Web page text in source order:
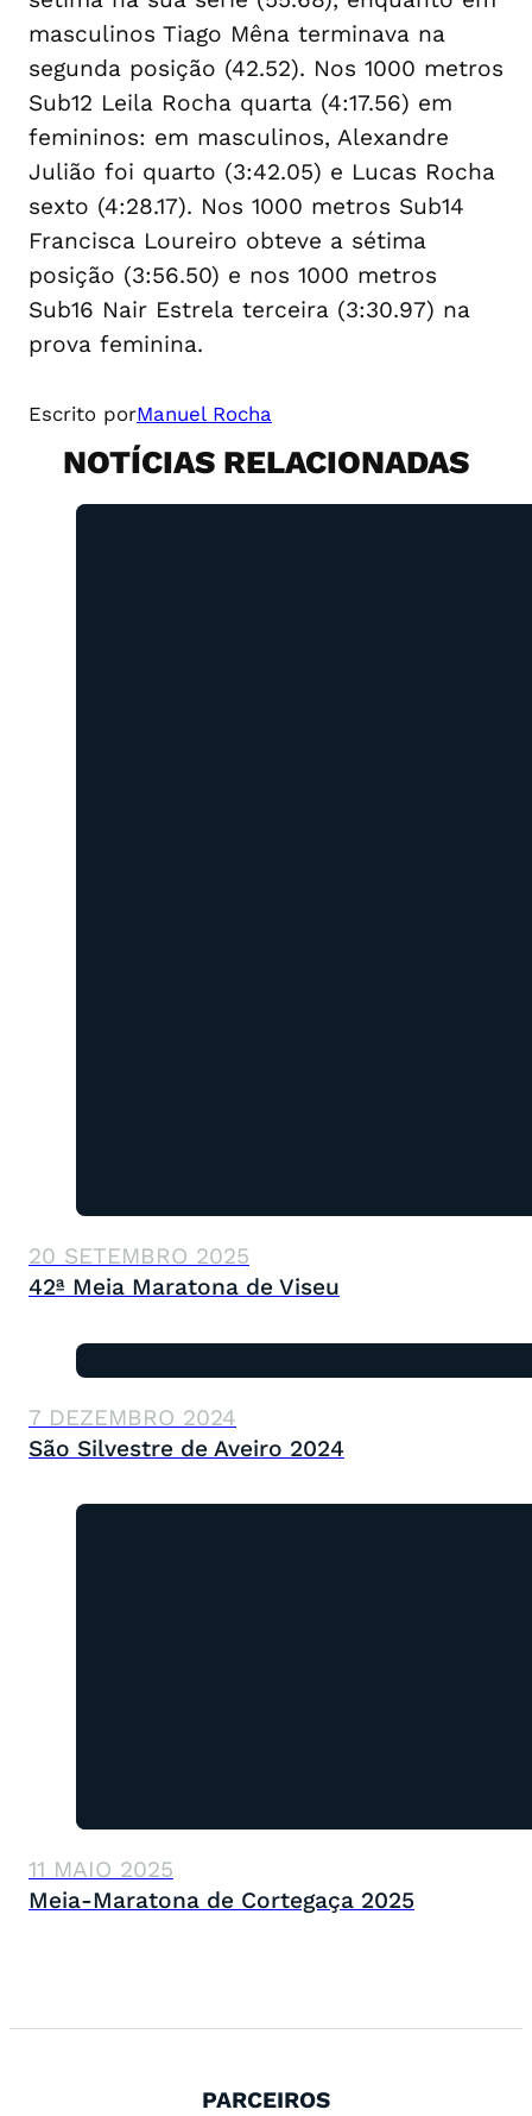
masculinos Tiago Mêna terminava na
segunda posição (42.52). Nos 1000 metros
Sub12 Leila Rocha quarta (4:17.56) em
femininos: em masculinos, Alexandre
Julião foi quarto (3:42.05) e Lucas Rocha
sexto (4:28.17). Nos 1000 metros Sub14
Francisca Loureiro obteve a sétima
posição (3:56.50) e nos 1000 metros
Sub16 Nair Estrela terceira (3:30.97) na
prova feminina.
Escrito porManuel Rocha
NOTÍCIAS RELACIONADAS
20 SETEMBRO 2025
42ª Meia Maratona de Viseu
7 DEZEMBRO 2024
São Silvestre de Aveiro 2024
11 MAIO 2025
Meia-Maratona de Cortegaça 2025
PARCEIROS